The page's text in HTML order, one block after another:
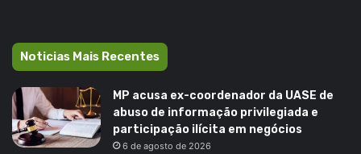
Noticias Mais Recentes
MP acusa ex-coordenador da UASE de
abuso de informação privilegiada e
participação ilícita em negócios
6 de agosto de 2026